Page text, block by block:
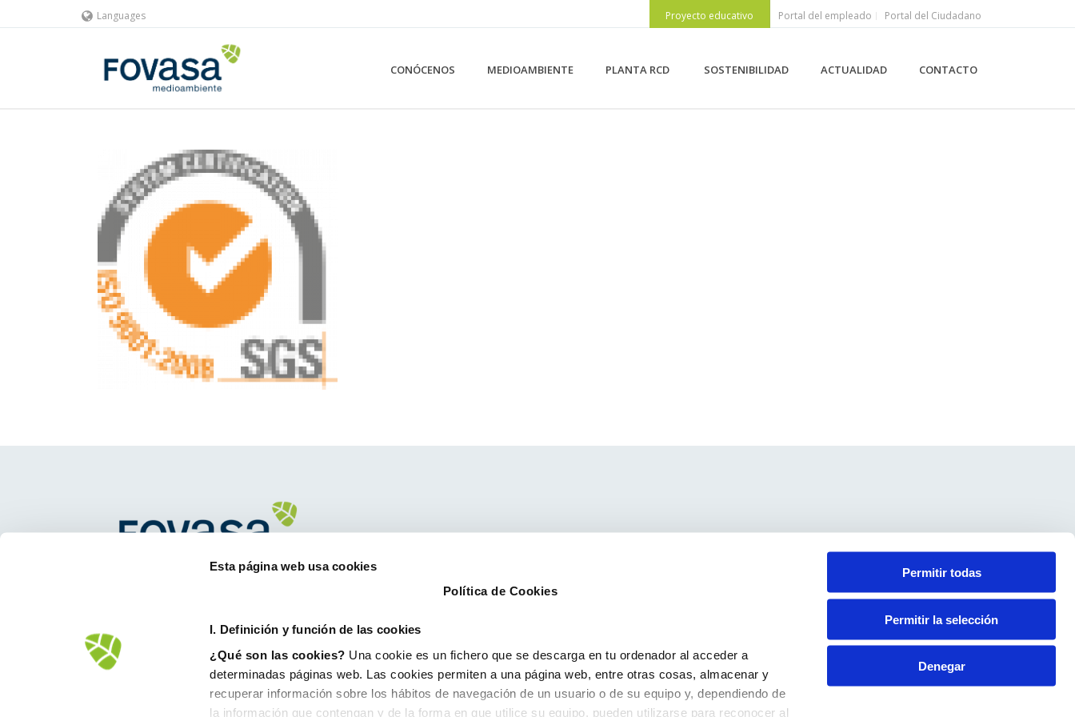
Esta página web usa cookies
Política de Cookies
I. Definición y función de las cookies
¿Qué son las cookies? Una cookie es un fichero que se descarga en tu ordenador al acceder a
determinadas páginas web. Las cookies permiten a una página web, entre otras cosas, almacenar y
recuperar información sobre los hábitos de navegación de un usuario o de su equipo y, dependiendo de
la información que contengan y de la forma en que utilice su equipo, pueden utilizarse para reconocer al
Permitir todas
Permitir la selección
Denegar
Languages Proyecto educativo Portal del empleado Portal del Ciudadano
CONÓCENOS MEDIOAMBIENTE PLANTA RCD SOSTENIBILIDAD ACTUALIDAD CONTACTO
info@fovasa.com
Contacto
Aviso Legal
Política de Privacidad
Política de Cookies